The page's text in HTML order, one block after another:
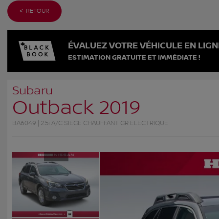
< RETOUR
ÉVALUEZ VOTRE VÉHICULE EN
ESTIMATION GRATUITE ET IMMÉDIATE !
Subaru
Outback 2019
BA6049 | 2.5i A/C SIEGE CHAUFFANT GR ELECTRIQUE